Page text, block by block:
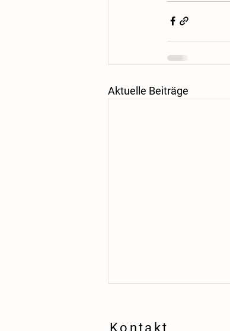
Aktuelle Beiträge
Kontakt